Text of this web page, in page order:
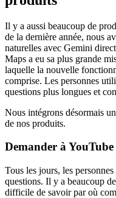
Il y a aussi beaucoup de
de la dernière année, nous
naturelles avec Gemini
Maps a eu sa plus grande
laquelle la nouvelle
comprise. Les personnes
questions plus longues et
Nous intégrons désormais
de nos produits.
Demander à YouTube
Tous les jours, les
questions. Il y a beaucoup
difficile de savoir par où